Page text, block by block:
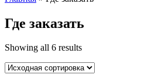
Где заказать
Showing all 6 results